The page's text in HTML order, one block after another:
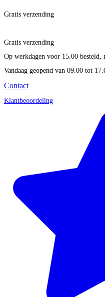
Gratis verzending
Gratis verzending
Op werkdagen voor 15.00 besteld,
Vandaag geopend van 09.00 tot
Contact
Klantbeoordeling